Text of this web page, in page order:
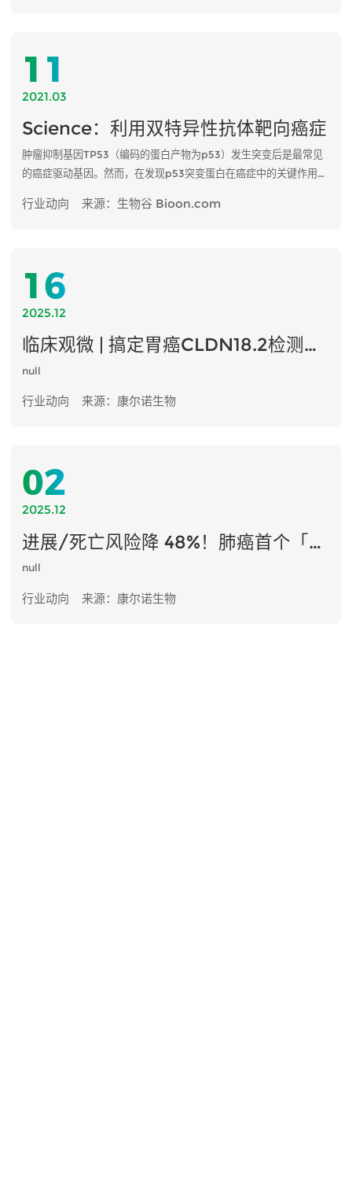
11
2021.03
Science：利用双特异性抗体靶向癌症
肿瘤抑制基因TP53（编码的蛋白产物为p53）发生突变后是最常见
的癌症驱动基因。然而，在发现p53突变蛋白在癌症中的关键作用数
的表皮生长因子受体（EGFR）或BRAF等癌基因编码的蛋白失活的
行业动向 来源：生物谷 Bioon.com
16
2025.12
临床观微 | 搞定胃癌CLDN18.2检测，这份“通关攻略”让您一目了然
null
行业动向 来源：康尔诺生物
02
2025.12
进展/死亡风险降 48%！肺癌首个「免疫 + 抗血管」双抗全球数据来了
null
行业动向 来源：康尔诺生物